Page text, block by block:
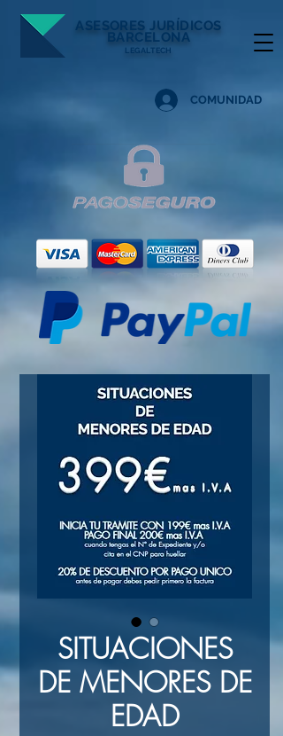
ASESORES JURÍDICOS
BARCELONA
LEGALTECH
COMUNIDAD
SITUACIONES
DE MENORES DE
EDAD